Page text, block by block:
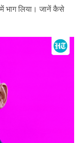
भाग लिया। जानें कैसे